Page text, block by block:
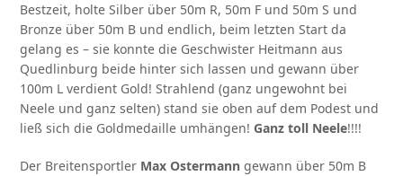
Bestzeit, holte Silber über 50m R, 50m F und 50m S und
Bronze über 50m B und endlich, beim letzten Start da
gelang es – sie konnte die Geschwister Heitmann aus
Quedlinburg beide hinter sich lassen und gewann über
100m L verdient Gold! Strahlend (ganz ungewohnt bei
Neele und ganz selten) stand sie oben auf dem Podest und
ließ sich die Goldmedaille umhängen!Ganz toll Neele!!!!
Der Breitensportler Max Ostermann gewann über 50m B